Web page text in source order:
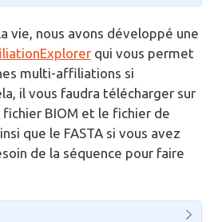
vie, nous avons développé une
qui vous permet
multi-affiliations si
il vous faudra télécharger sur
BIOM et le fichier de
que le FASTA si vous avez
de la séquence pour faire